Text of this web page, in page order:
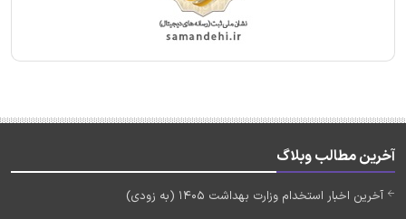
آخرین مطالب وبلاگ
آخرین اخبار استخدام وزارت بهداشت 1405 (به زودی)